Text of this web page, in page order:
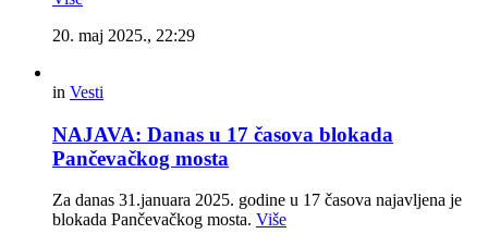
20. maj 2025., 22:29
in Vesti
NAJAVA: Danas u 17 časova blokada
Pančevačkog mosta
Za danas 31.januara 2025. godine u 17 časova najavljena je
blokada Pančevačkog mosta. Više